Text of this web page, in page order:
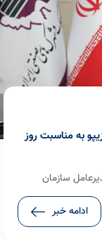
آمار و فناوری
صنعت، معدن و
صنایع کوچک و
غفاری» به عنوان